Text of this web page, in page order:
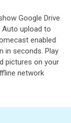
Google Drive
Auto upload to
enabled
in seconds. Play
pictures on your
network